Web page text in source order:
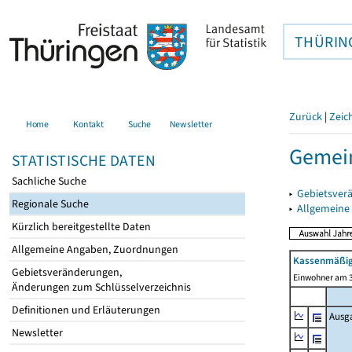
Home Kontakt Suche Newsletter
STATISTISCHE DATEN
Sachliche Suche
Regionale Suche
Kürzlich bereitgestellte Daten
Allgemeine Angaben, Zuordnungen
Gebietsveränderungen,
Änderungen zum Schlüsselverzeichnis
Definitionen und Erläuterungen
Newsletter
Zurück |
▸
▸
Einwohner am